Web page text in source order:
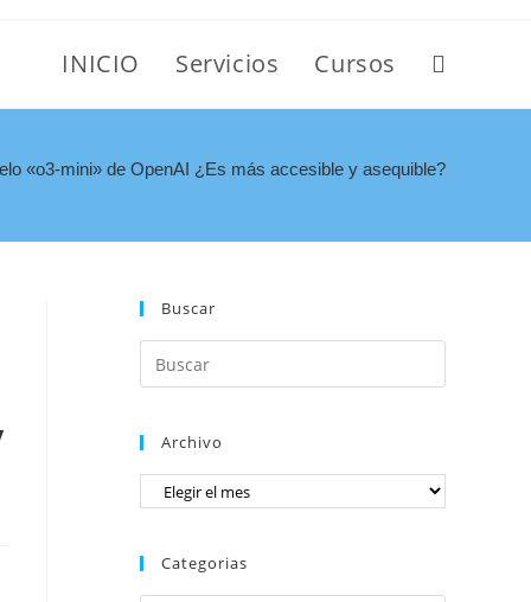
INICIO Servicios Cursos
«o3-mini» de OpenAI ¿Es más accesible y asequible?
Buscar
Archivo
Categorias